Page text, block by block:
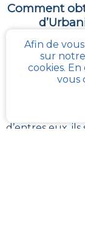
Comment
PLU est
votre
l’urbanisme
référentes.
Il revient à ces
différents
les plans et les
d’entres eux,
Afin de
sur
cookies.
vous